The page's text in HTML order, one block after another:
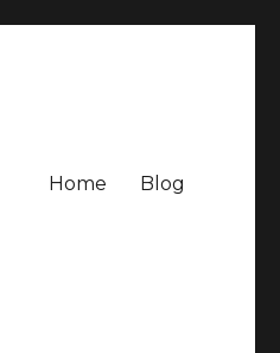
Home Blog